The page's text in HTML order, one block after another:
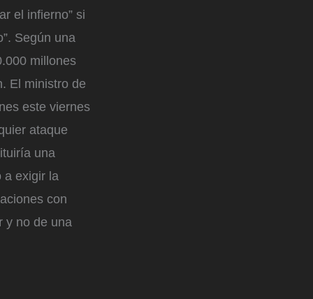
el infierno” si
Según una
millones
El ministro de
este viernes
ataque
una
a exigir la
con
y no de una